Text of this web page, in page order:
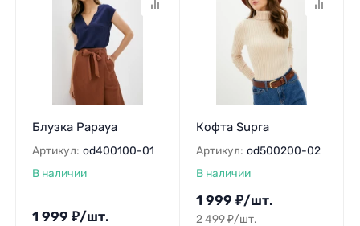
Блузка Papaya
Артикул: od400100-01
В наличии
1 999 ₽/шт.
Кофта Supra
Артикул: od500200-02
В наличии
1 999 ₽/шт.
2 499₽/шт.